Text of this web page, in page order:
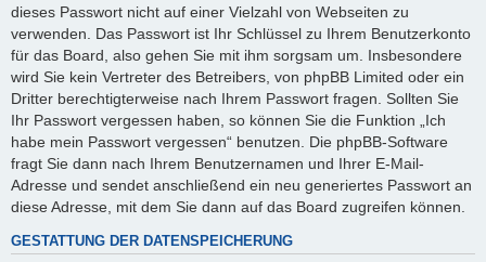
dieses Passwort nicht auf einer Vielzahl von Webseiten zu
verwenden. Das Passwort ist Ihr Schlüssel zu Ihrem Benutzerkonto
für das Board, also gehen Sie mit ihm sorgsam um. Insbesondere
wird Sie kein Vertreter des Betreibers, von phpBB Limited oder ein
Dritter berechtigterweise nach Ihrem Passwort fragen. Sollten Sie
Ihr Passwort vergessen haben, so können Sie die Funktion „Ich
habe mein Passwort vergessen“ benutzen. Die phpBB-Software
fragt Sie dann nach Ihrem Benutzernamen und Ihrer E-Mail-
Adresse und sendet anschließend ein neu generiertes Passwort an
diese Adresse, mit dem Sie dann auf das Board zugreifen können.
GESTATTUNG DER DATENSPEICHERUNG